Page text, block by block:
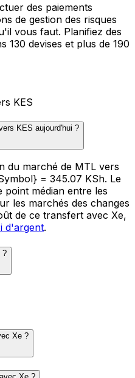
des paiements
de gestion des risques
vous faut. Planifiez des
130 devises et plus de 190
KES
KES aujourd'hui ?
du marché de MTL vers
= 345.07 KSh. Le
médian entre les
les marchés des changes
de ce transfert avec Xe,
d'argent.
?
Xe ?